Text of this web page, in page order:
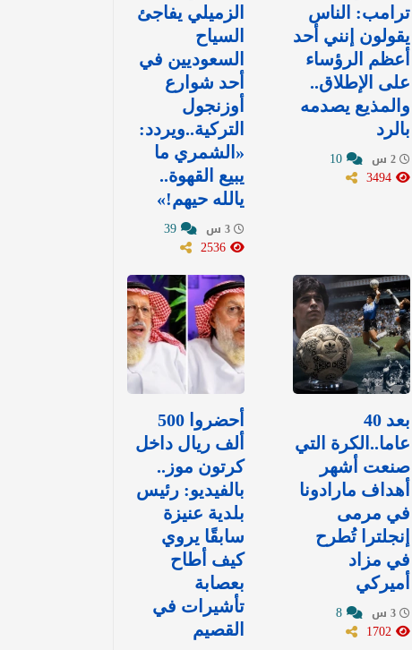
ترامب: الناس
يقولون إنني أحد
أعظم الرؤساء
على الإطلاق..
والمذيع يصدمه
بالرد
الزميلي يفاجئ
السياح
السعوديين في
أحد شوارع
أوزنجول
التركية..ويردد:
«الشمري ما
يبيع القهوة..
يالله حيهم!»
بعد 40
عاما..الكرة التي
صنعت أشهر
أهداف مارادونا
في مرمى
إنجلترا تُطرح
في مزاد
أميركي
أحضروا 500
ألف ريال داخل
كرتون موز..
بالفيديو: رئيس
بلدية عنيزة
سابقًا يروي
كيف أطاح
بعصابة
تأشيرات في
القصيم